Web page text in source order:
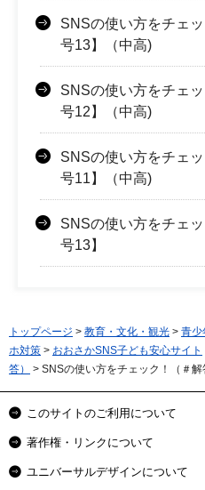
SNSの使い方をチェ
号13】（中高)
SNSの使い方をチェ
号12】（中高)
SNSの使い方をチェ
号11】（中高)
SNSの使い方をチェ
号13】
トップページ > 教育・文化・観光 > 青少
ホ対策 > おおさかSNS子ども安心サイト
答）
> SNSの使い方をチェック！（＃
このサイトのご利用について
著作権・リンクについて
ユニバーサルデザインについて